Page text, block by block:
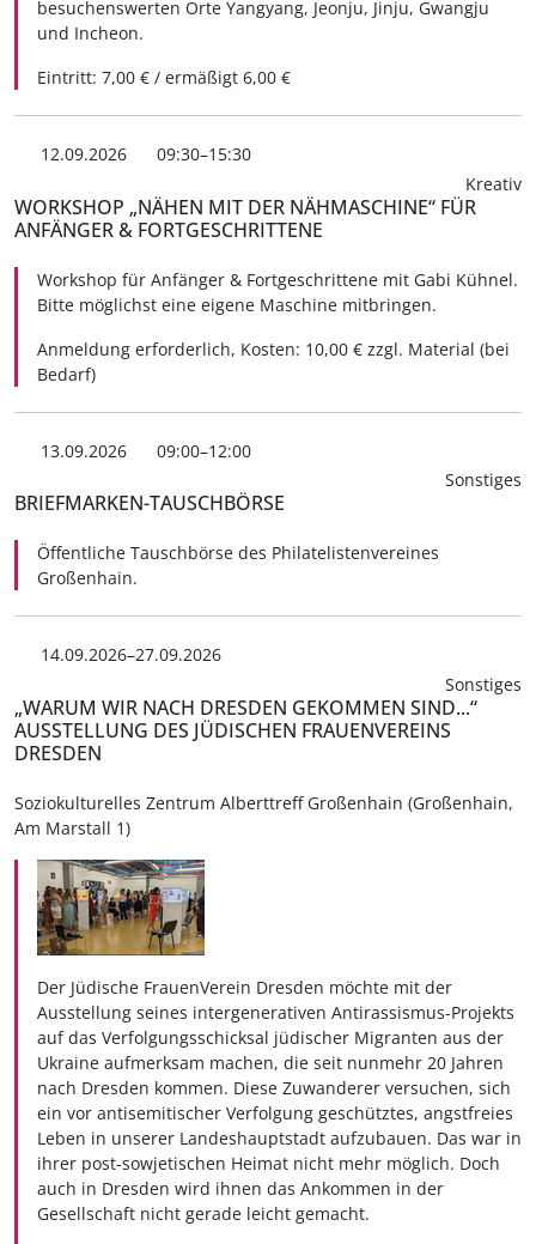
besuchenswerten Orte Yangyang, Jeonju, Jinju, Gwangju
und Incheon.
Eintritt: 7,00 € / ermäßigt 6,00 €
12.09.2026
09:30–15:30
Kreativ
WORKSHOP „NÄHEN MIT DER NÄHMASCHINE“ FÜR
ANFÄNGER & FORTGESCHRITTENE
Workshop für Anfänger & Fortgeschrittene mit Gabi Kühnel.
Bitte möglichst eine eigene Maschine mitbringen.
Anmeldung erforderlich, Kosten: 10,00 € zzgl. Material (bei
Bedarf)
13.09.2026
09:00–12:00
Sonstiges
BRIEFMARKEN-TAUSCHBÖRSE
Öffentliche Tauschbörse des Philatelistenvereines
Großenhain.
14.09.2026–27.09.2026
Sonstiges
„WARUM WIR NACH DRESDEN GEKOMMEN SIND...“
AUSSTELLUNG DES JÜDISCHEN FRAUENVEREINS
DRESDEN
Soziokulturelles Zentrum Alberttreff Großenhain (Großenhain,
Am Marstall 1)
Der Jüdische FrauenVerein Dresden möchte mit der
Ausstellung seines intergenerativen Antirassismus-Projekts
auf das Verfolgungsschicksal jüdischer Migranten aus der
Ukraine aufmerksam machen, die seit nunmehr 20 Jahren
nach Dresden kommen. Diese Zuwanderer versuchen, sich
ein vor antisemitischer Verfolgung geschütztes, angstfreies
Leben in unserer Landeshauptstadt aufzubauen. Das war in
ihrer post-sowjetischen Heimat nicht mehr möglich. Doch
auch in Dresden wird ihnen das Ankommen in der
Gesellschaft nicht gerade leicht gemacht.